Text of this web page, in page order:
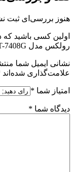
هنوز بررسی‌ای ثبت
اولین کسی باشید
رولکس مدل ROLEX PT-7408G”
نشانی ایمیل شما
علامت‌گذاری شده‌اند
امتیاز شما *
دیدگاه شما *